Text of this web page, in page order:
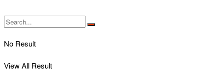
No Result
View All Result